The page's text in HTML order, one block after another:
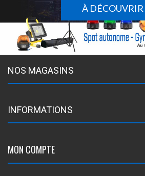
À DÉCOUVRIR
NOS MAGASINS
INFORMATIONS
MON COMPTE